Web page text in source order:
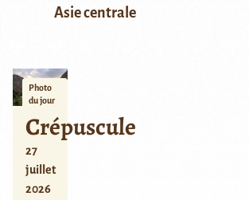
Asie centrale
Photo
du jour
Crépuscule
27
juillet
2026